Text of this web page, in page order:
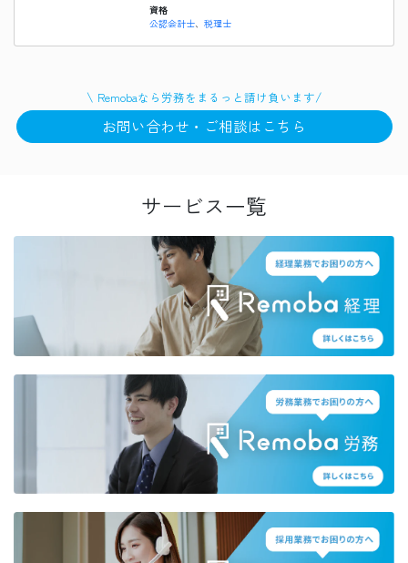
資格
公認会計士
税理士
\ Remobaなら 労務をまるっと請け負います/
お問い合わせ・ご相談はこちら
サービス一覧